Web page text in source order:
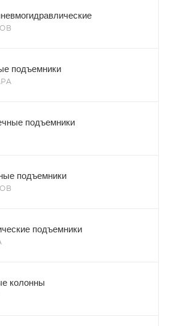
подъемники
подъемники
подъемники
подъемники
колонны